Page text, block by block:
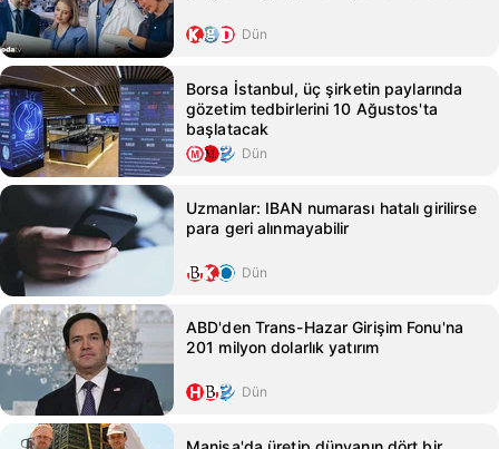
Dün
Borsa İstanbul, üç şirketin paylarında
gözetim tedbirlerini 10 Ağustos'ta
başlatacak
Dün
Uzmanlar: IBAN numarası hatalı girilirse
para geri alınmayabilir
Dün
ABD'den Trans-Hazar Girişim Fonu'na
201 milyon dolarlık yatırım
Dün